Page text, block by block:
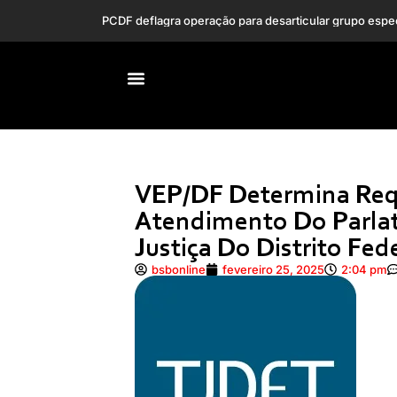
ECA: nova lei ampli
VEP/DF Determina
Atendimento Do
Justiça Do Distrito
bsbonline fevereiro 25, 2025 2:04 pm